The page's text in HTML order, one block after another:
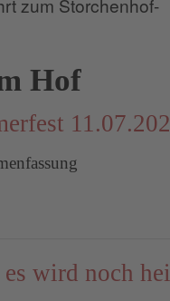
Hof
wird noch